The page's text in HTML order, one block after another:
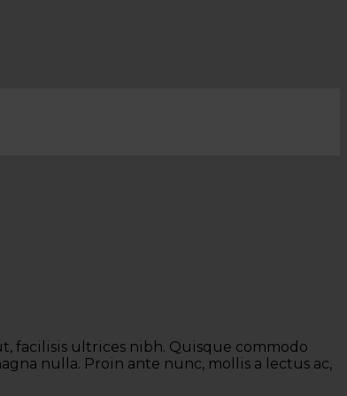
facilisis ultrices nibh. Quisque commodo
nulla. Proin ante nunc, mollis a lectus ac,